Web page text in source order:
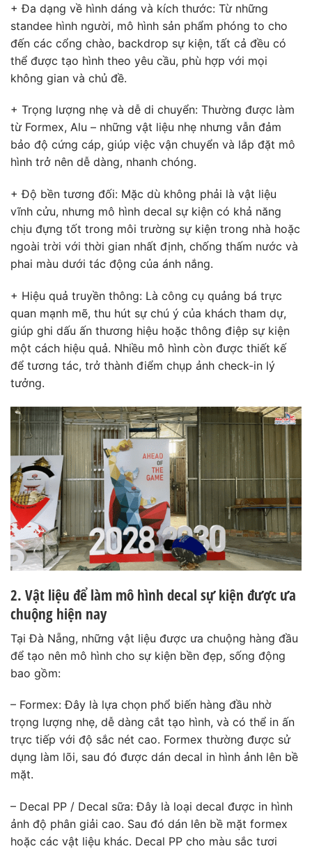
+ Đa dạng về hình dáng và kích thước: Từ những
standee hình người, mô hình sản phẩm phóng to cho
đến các cổng chào, backdrop sự kiện, tất cả đều có
thể được tạo hình theo yêu cầu, phù hợp với mọi
không gian và chủ đề.
+ Trọng lượng nhẹ và dễ di chuyển: Thường được làm
từ Formex, Alu – những vật liệu nhẹ nhưng vẫn đảm
bảo độ cứng cáp, giúp việc vận chuyển và lắp đặt mô
hình trở nên dễ dàng, nhanh chóng.
+ Độ bền tương đối: Mặc dù không phải là vật liệu
vĩnh cửu, nhưng mô hình decal sự kiện có khả năng
chịu đựng tốt trong môi trường sự kiện trong nhà hoặc
ngoài trời với thời gian nhất định, chống thấm nước và
phai màu dưới tác động của ánh nắng.
+ Hiệu quả truyền thông: Là công cụ quảng bá trực
quan mạnh mẽ, thu hút sự chú ý của khách tham dự,
giúp ghi dấu ấn thương hiệu hoặc thông điệp sự kiện
một cách hiệu quả. Nhiều mô hình còn được thiết kế
để tương tác, trở thành điểm chụp ảnh check-in lý
tưởng.
2. Vật liệu để làm mô hình decal sự kiện được ưa
chuộng hiện nay
Tại Đà Nẵng, những vật liệu được ưa chuộng hàng đầu
để tạo nên mô hình cho sự kiện bền đẹp, sống động
bao gồm:
– Formex: Đây là lựa chọn phổ biến hàng đầu nhờ
trọng lượng nhẹ, dễ dàng cắt tạo hình, và có thể in ấn
trực tiếp với độ sắc nét cao. Formex thường được sử
dụng làm lõi, sau đó được dán decal in hình ảnh lên bề
mặt.
– Decal PP / Decal sữa: Đây là loại decal được in hình
ảnh độ phân giải cao. Sau đó dán lên bề mặt formex
hoặc các vật liệu khác. Decal PP cho màu sắc tươi